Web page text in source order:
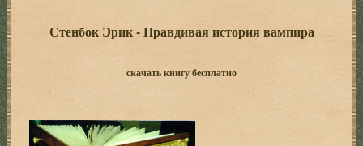
Стенбок Эрик - Правдивая история вампира
скачать книгу бесплатно